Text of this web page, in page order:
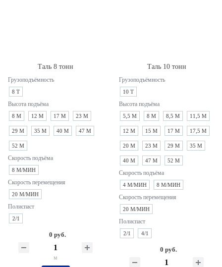
Таль 8 тонн
Грузоподъёмность
8 Т
Высота подъёма
8 М 12 М 17 М 23 М
29 М 35 М 40 М 47 М
52 М
Скорость подъёма
8 М/МИН
Скорость перемещения
20 М/МИН
Полиспаст
2/1
0 руб.
м
Таль 10 тонн
Грузоподъёмность
10 Т
Высота подъёма
5,5 М 8 М 8,5 М 11,5 М
12 М 15 М 17 М 17,5 М
20 М 23 М 29 М 35 М
40 М 47 М 52 М
Скорость подъёма
4 М/МИН 8 М/МИН
Скорость перемещения
20 М/МИН
Полиспаст
2/1 4/1
0 руб.